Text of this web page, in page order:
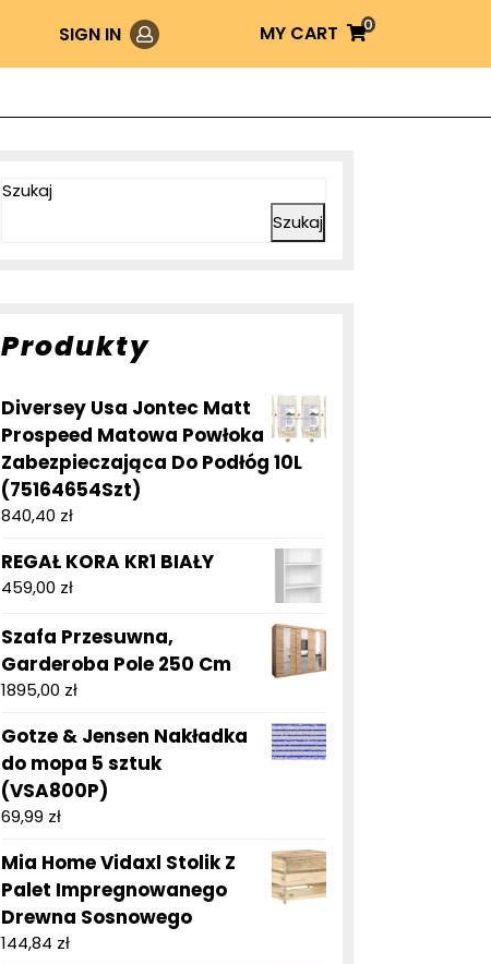
SIGN IN Login MY CART
MY
0
Szukaj
Szukaj
Produkty
Diversey Usa Jontec Matt
Prospeed Matowa Powłoka
Zabezpieczająca Do Podłóg 10L
(75164654Szt)
840,40 zł
REGAŁ KORA KR1 BIAŁY
459,00 zł
Szafa Przesuwna,
Garderoba Pole 250 Cm
1895,00 zł
Gotze & Jensen Nakładka
do mopa 5 sztuk
(VSA800P)
69,99 zł
Mia Home Vidaxl Stolik Z
Palet Impregnowanego
Drewna Sosnowego
144,84 zł